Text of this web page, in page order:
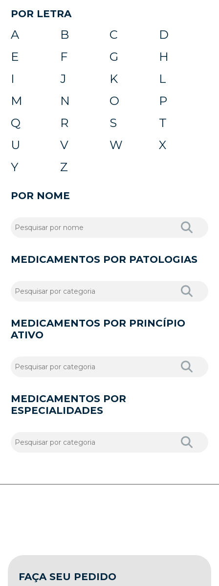
POR LETRA
A B C
D
E
F G
H
I
J K
L
M
N O
P
Q
R S
T
U
V W
X
Y
Z
POR NOME
MEDICAMENTOS POR PATOLOGIAS
MEDICAMENTOS POR PRINCÍPIO
ATIVO
MEDICAMENTOS POR
ESPECIALIDADES
FAÇA SEU PEDIDO